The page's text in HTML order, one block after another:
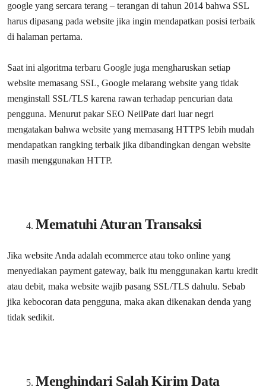
google yang sercara terang – terangan di tahun 2014 bahwa SSL
harus dipasang pada website jika ingin mendapatkan posisi terbaik
di halaman pertama.
Saat ini algoritma terbaru Google juga mengharuskan setiap
website memasang SSL, Google melarang website yang tidak
menginstall SSL/TLS karena rawan terhadap pencurian data
pengguna. Menurut pakar SEO NeilPate dari luar negri
mengatakan bahwa website yang memasang HTTPS lebih mudah
mendapatkan rangking terbaik jika dibandingkan dengan website
masih menggunakan HTTP.
Mematuhi Aturan Transaksi
Jika website Anda adalah ecommerce atau toko online yang
menyediakan payment gateway, baik itu menggunakan kartu kredit
atau debit, maka website wajib pasang SSL/TLS dahulu. Sebab
jika kebocoran data pengguna, maka akan dikenakan denda yang
tidak sedikit.
Menghindari Salah Kirim Data